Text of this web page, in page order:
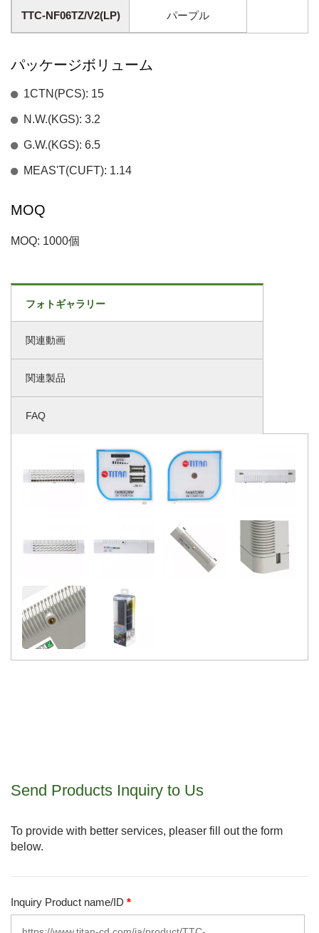
TTC-NF06TZ/V2(LP) パープル
パッケージボリューム
1CTN(PCS): 15
N.W.(KGS): 3.2
G.W.(KGS): 6.5
MEAS'T(CUFT): 1.14
MOQ
MOQ: 1000個
フォトギャラリー
関連動画
関連製品
FAQ